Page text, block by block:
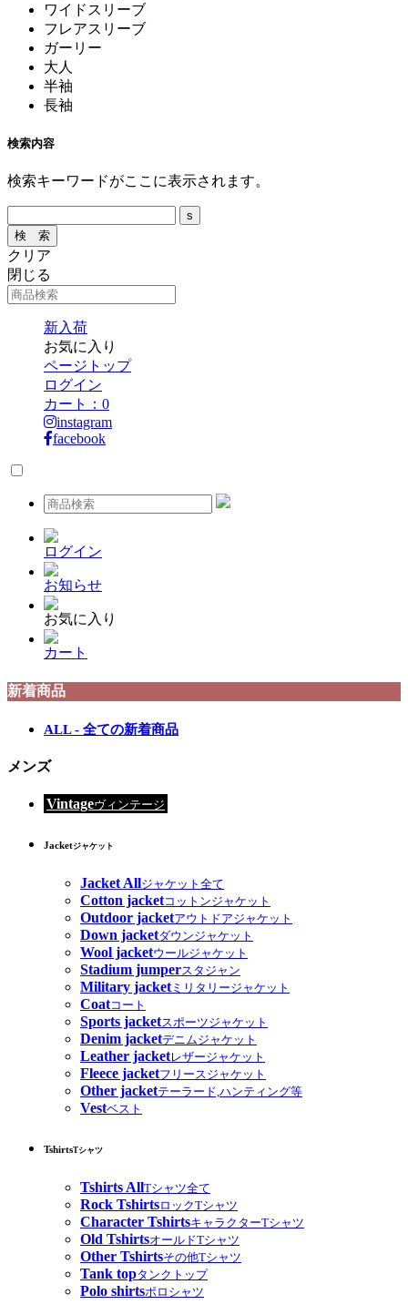
ワイドスリーブ
フレアスリーブ
ガーリー
大人
半袖
長袖
検索内容
検索キーワードがここに表示されます。
クリア
閉じる
新入荷
お気に入り
ページトップ
ログイン
カート： 0
instagram
facebook
ログイン
お知らせ
お気に入り
カート
新着商品
ALL - 全ての新着商品
メンズ
Vintageヴィンテージ
Jacketジャケット
Jacket Allジャケット全て
Cotton jacketコットンジャケット
Outdoor jacketアウトドアジャケット
Down jacketダウンジャケット
Wool jacketウールジャケット
Stadium jumperスタジャン
Military jacketミリタリージャケット
Coatコート
Sports jacketスポーツジャケット
Denim jacketデニムジャケット
Leather jacketレザージャケット
Fleece jacketフリースジャケット
Other jacketテーラード,ハンティング等
Vestベスト
TshirtsTシャツ
Tshirts AllTシャツ全て
Rock TshirtsロックTシャツ
Character TshirtsキャラクターTシャツ
Old TshirtsオールドTシャツ
Other Tshirtsその他Tシャツ
Tank topタンクトップ
Polo shirtsポロシャツ